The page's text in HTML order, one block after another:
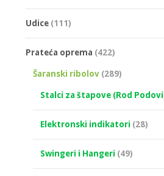
Udice (111)
Prateća oprema (422)
Šaranski ribolov (289)
Stalci za štapove (Rod
Elektronski indikatori (28)
Swingeri i Hangeri (49)